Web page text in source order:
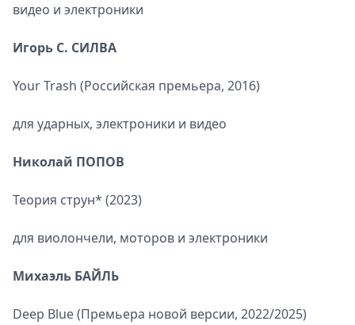
видео и электроники
Игорь С. СИЛВА
Your Trash (Российская премьера, 2016)
для ударных, электроники и видео
Николай ПОПОВ
Теория струн* (2023)
для виолончели, моторов и электроники
Михаэль БАЙЛЬ
Deep Bluе (Премьера новой версии, 2022/2025)